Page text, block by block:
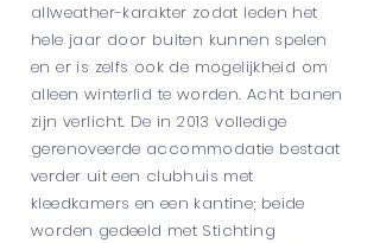
allweather-karakter zodat leden het
hele jaar door buiten kunnen spelen
en er is zelfs ook de mogelijkheid om
alleen winterlid te worden. Acht banen
zijn verlicht. De in 2013 volledige
gerenoveerde accommodatie bestaat
verder uit een clubhuis met
kleedkamers en een kantine; beide
worden gedeeld met Stichting